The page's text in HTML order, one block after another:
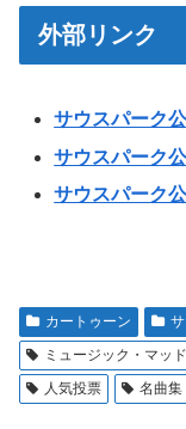
外部リンク
サウスパーク
サウスパーク
サウスパーク
カートゥーン
ミュージック・マッ
人気投票
名曲集